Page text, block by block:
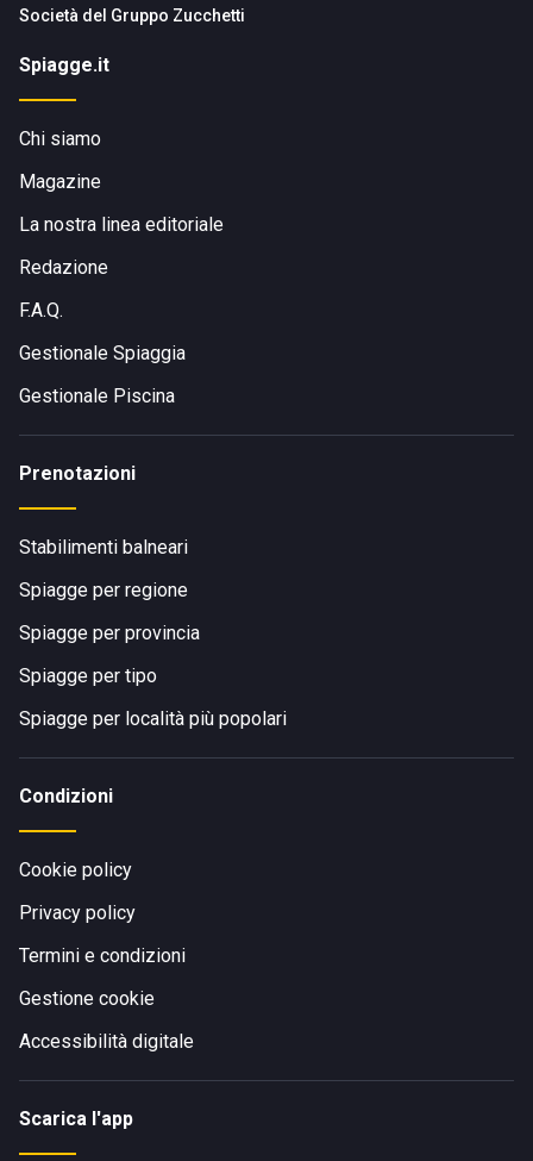
Società del Gruppo Zucchetti
Spiagge.it
Chi siamo
Magazine
La nostra linea editoriale
Redazione
F.A.Q.
Gestionale Spiaggia
Gestionale Piscina
Prenotazioni
Stabilimenti balneari
Spiagge per regione
Spiagge per provincia
Spiagge per tipo
Spiagge per località più popolari
Condizioni
Cookie policy
Privacy policy
Termini e condizioni
Gestione cookie
Accessibilità digitale
Scarica l'app